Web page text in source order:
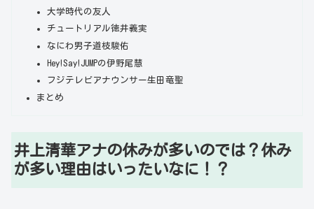
大学時代の友人
チュートリアル徳井義実
なにわ男子道枝駿佑
Hey!Say!JUMPの伊野尾慧
フジテレビアナウンサー生田竜聖
まとめ
井上清華アナの休みが多いのでは？休み
が多い理由はいったいなに！？